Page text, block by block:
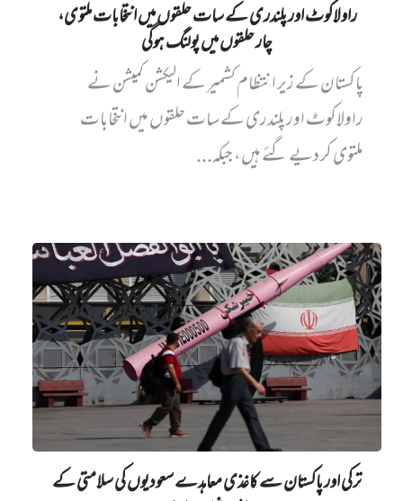
راولاکوٹ اور پلندری کے سات حلقوں میں انتخابات ملتوی،
چار حلقوں میں پولنگ ہوگی
پاکستان کے زیر انتظام کشمیر کے الیکشن کمیشن نے
راولاکوٹ اور پلندری کے سات حلقوں میں انتخابات
ملتوی کر دیے گئے ہیں، جبکہ...
ترکی اور پاکستان سے کاغذی معاہدے سعودیوں کی سلامتی کے